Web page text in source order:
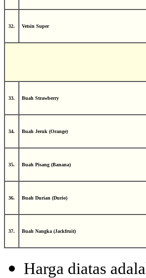
32. Vetsin Super
33. Buah Strawberry
34. Buah Jeruk (Orange)
35. Buah Pisang (Banana)
36. Buah Durian (Durio)
37. Buah Nangka (Jackfruit)
Harga diatas